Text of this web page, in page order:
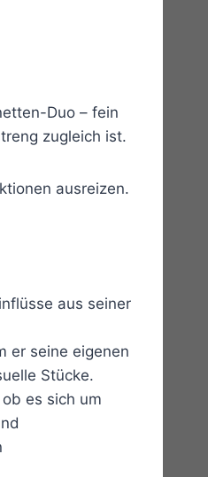
Duo – fein
zugleich ist.
ausreizen.
aus seiner
er seine eigenen
Stücke.
es sich um